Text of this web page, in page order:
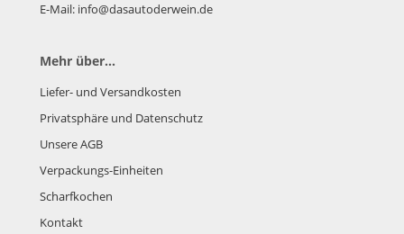
E-Mail: info@dasautoderwein.de
Mehr über...
Liefer- und Versandkosten
Privatsphäre und Datenschutz
Unsere AGB
Verpackungs-Einheiten
Scharfkochen
Kontakt